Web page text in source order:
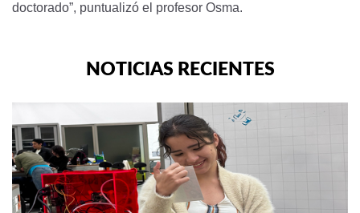
doctorado”, puntualizó el profesor Osma.
NOTICIAS RECIENTES